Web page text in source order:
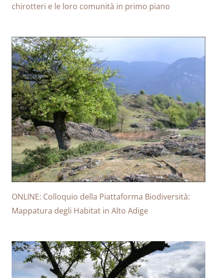
chirotteri e le loro comunità in primo piano
ONLINE: Colloquio della Piattaforma Biodiversità:
Mappatura degli Habitat in Alto Adige